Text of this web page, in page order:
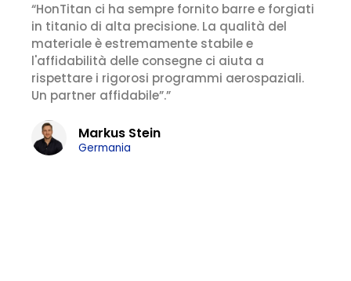
“HonTitan ci ha sempre fornito barre e forgiati
in titanio di alta precisione. La qualità del
materiale è estremamente stabile e
l'affidabilità delle consegne ci aiuta a
rispettare i rigorosi programmi aerospaziali.
Un partner affidabile”.”
Markus Stein
Germania